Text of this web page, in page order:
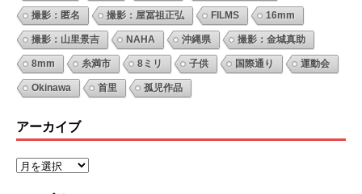
撮影：匿名 撮影：屋冨祖正弘 FILMS 16mm
撮影：山里景吉 NAHA 沖縄県 撮影：金城真助
8mm 糸満市 8ミリ 子供 国際通り 運動会
Okinawa 首里 孤児作品
アーカイブ